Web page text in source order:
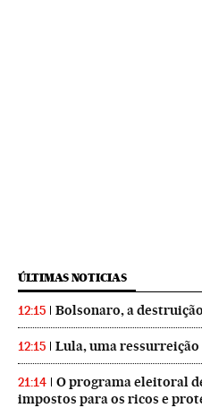
ÚLTIMAS NOTICIAS
12:15 Bolsonaro, a
12:15 Lula, uma ressurreição
21:14
O programa eleitoral
impostos para os ricos e